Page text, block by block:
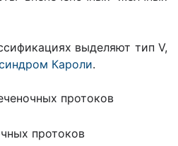
выделяют тип V,
Кароли.
протоков